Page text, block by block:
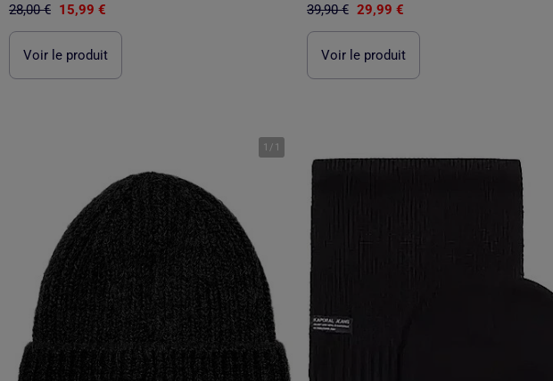
28,00 € 15,99 €
Voir le produit
39,90 € 29,99 €
Voir le produit
1 / 1